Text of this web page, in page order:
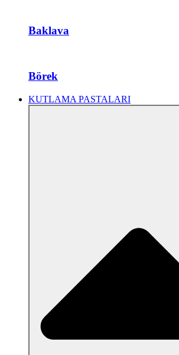
Baklava
Börek
KUTLAMA PASTALARI